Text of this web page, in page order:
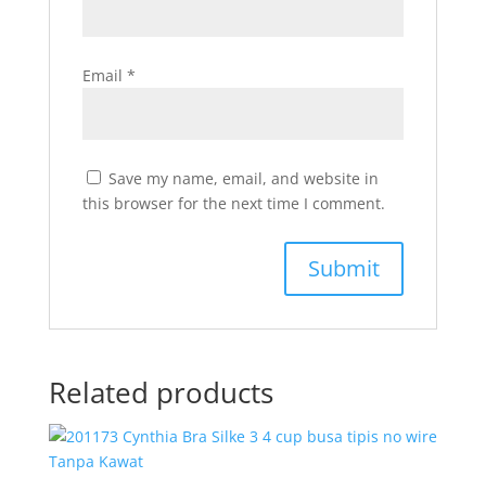
Email *
Save my name, email, and website in
this browser for the next time I comment.
Related products